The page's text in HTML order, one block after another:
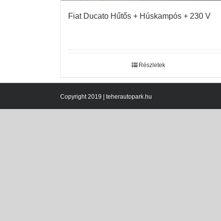
Fiat Ducato Hűtős + Húskampós + 230 V
Részletek
Copyright 2019 | teherautopark.hu